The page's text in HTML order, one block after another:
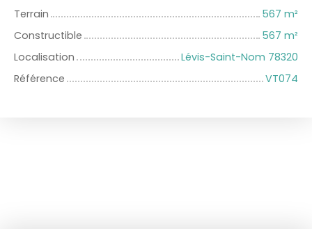
Terrain
567 m²
Constructible
567 m²
Localisation
Lévis-Saint-Nom 78320
Référence
VT074